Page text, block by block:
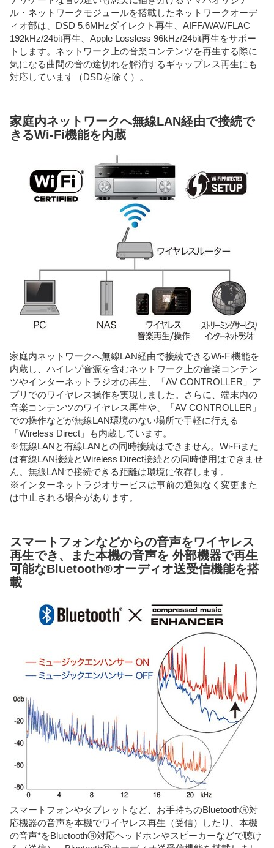
ル・ネットワークモジュールを搭載したネットワークオーデ
ィオ部は、DSD 5.6MHzダイレクト再生、AIFF/WAV/FLAC
192kHz/24bit再生、Apple Lossless 96kHz/24bit再生をサポー
トします。ネットワーク上の音楽コンテンツを再生する際に
気になる曲間の音の途切れを解消するギャップレス再生にも
対応しています（DSDを除く）。
家庭内ネットワークへ無線LAN経由で接続で
きるWi-Fi機能を内蔵
家庭内ネットワークへ無線LAN経由で接続できるWi-Fi機能を
内蔵し、ハイレゾ音源を含むネットワーク上の音楽コンテン
ツやインターネットラジオの再生、「AV CONTROLLER」ア
プリでのワイヤレス操作を実現しました。さらに、端末内の
音楽コンテンツのワイヤレス再生や、「AV CONTROLLER」
での操作などが無線LAN環境のない場所で手軽に行える
「Wireless Direct」も内蔵しています。
※無線LANと有線LANとの同時接続はできません。Wi-Fiまた
は有線LAN接続とWireless Direct接続との同時使用はできませ
ん。無線LANで接続できる距離は環境に依存します。
※インターネットラジオサービスは事前の通知なく変更また
は中止される場合があります。
スマートフォンなどからの音声をワイヤレス
再生でき、また本機の音声を 外部機器で再生
可能なBluetooth®オーディオ送受信機能を搭
載
スマートフォンやタブレットなど、お手持ちのBluetoothⓇ対
応機器の音声を本機でワイヤレス再生（受信）したり、本機
の音声*をBluetoothⓇ対応ヘッドホンやスピーカーなどで聴け